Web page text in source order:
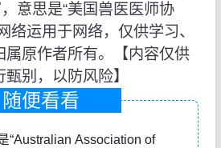
意思是“美国兽医医师协
络运用于网络，仅供学习、
属原作者所有。【内容仅供
别，以防风险】
随便看看
“Australian Association of